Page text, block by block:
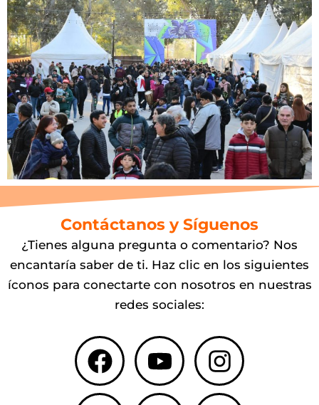
Contáctanos y Síguenos
¿Tienes alguna pregunta o comentario? Nos
encantaría saber de ti. Haz clic en los siguientes
íconos para conectarte con nosotros en nuestras
redes sociales:
Facebook
Youtube
X-
twitter
TiktokSpotify